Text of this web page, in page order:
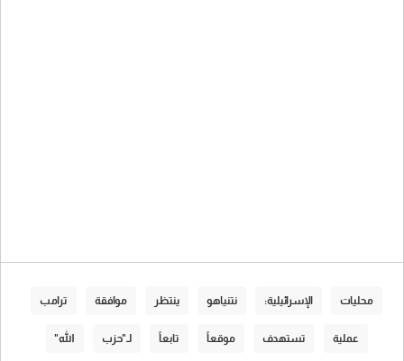
محليات الإسرائيلية: نتنياهو ينتظر موافقة ترامب
عملية تستهدف موقعاً تابعاً لـ"حزب الله"